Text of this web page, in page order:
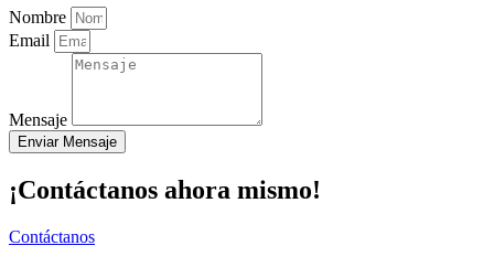
Nombre
Email
Mensaje
Enviar Mensaje
¡Contáctanos ahora mismo!
Contáctanos